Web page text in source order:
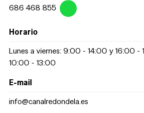
686 468 855
Horario
Lunes a viernes: 9:00 - 14:00 y 16:00 -
10:00 - 13:00
E-mail
info@canalredondela.es